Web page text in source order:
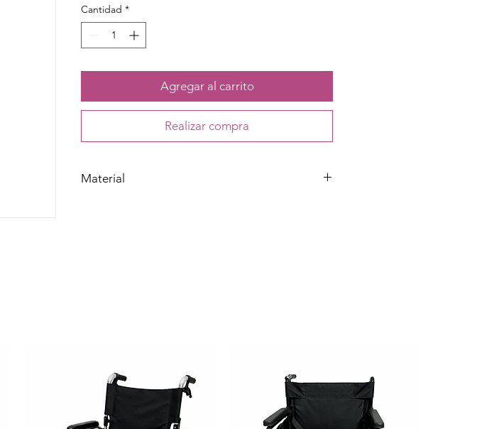
Cantidad *
Agregar al carrito
Realizar compra
Material